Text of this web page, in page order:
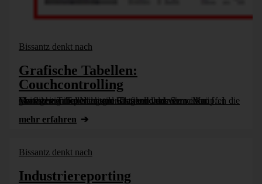
Bissantz denkt nach
Grafische Tabellen:
Couchcontrolling
Grafische Tabellen leisten Erstaunliches: Sie verknüpfen die Vorteile von Tabellen und Grafiken und vermeiden gleichzeitig ihre Nachteile. Das wird das Managementreporting grundlegend verändern. Man [...]
mehr erfahren
Bissantz denkt nach
Industriereporting